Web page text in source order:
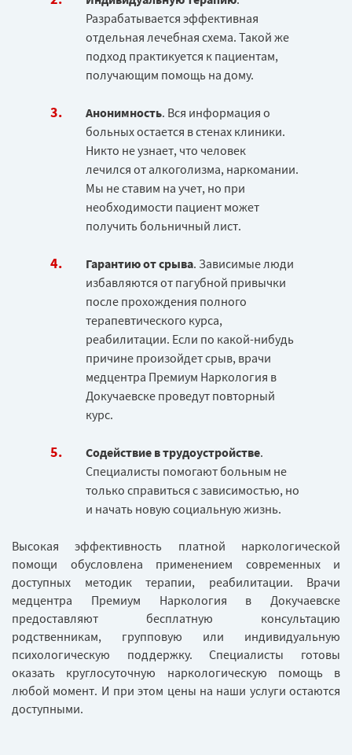
Разрабатывается эффективная
отдельная лечебная схема. Такой же
подход практикуется к пациентам,
получающим помощь на дому.
Анонимность. Вся информация о
больных остается в стенах клиники.
Никто не узнает, что человек
лечился от алкоголизма, наркомании.
Мы не ставим на учет, но при
необходимости пациент может
получить больничный лист.
Гарантию от срыва. Зависимые люди
избавляются от пагубной привычки
после прохождения полного
терапевтического курса,
реабилитации. Если по какой-нибудь
причине произойдет срыв, врачи
медцентра Премиум Наркология в
Докучаевске проведут повторный
курс.
Содействие в трудоустройстве.
Специалисты помогают больным не
только справиться с зависимостью, но
и начать новую социальную жизнь.
Высокая эффективность платной наркологической
помощи обусловлена применением современных и
доступных методик терапии, реабилитации. Врачи
медцентра Премиум Наркология в Докучаевске
предоставляют бесплатную консультацию
родственникам, групповую или индивидуальную
психологическую поддержку. Специалисты готовы
оказать круглосуточную наркологическую помощь в
любой момент. И при этом цены на наши услуги остаются
доступными.